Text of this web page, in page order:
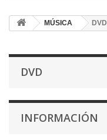
MÚSICA DVD
DVD
INFORMACIÓN